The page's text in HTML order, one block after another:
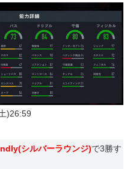
)26:59
シルバーラウンジ)で3勝す